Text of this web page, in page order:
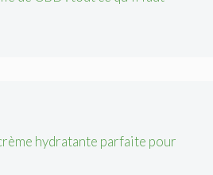
hydratante parfaite pour